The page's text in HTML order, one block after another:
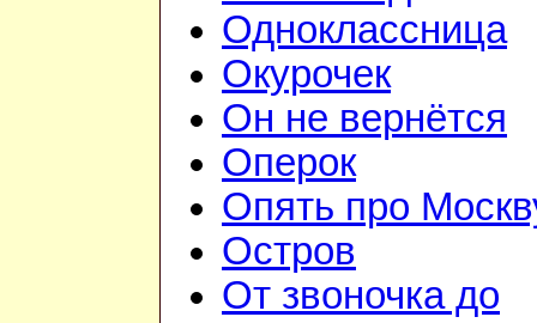
Одноклассница
Окурочек
Он не вернётся
Оперок
Опять про
Остров
От звоночка до